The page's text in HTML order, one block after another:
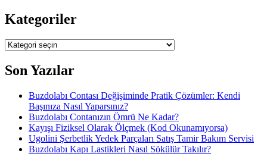
Kategoriler
Kategoriler
Son Yazılar
Buzdolabı Contası Değişiminde Pratik Çözümler: Kendi
Başınıza Nasıl Yaparsınız?
Buzdolabı Contanızın Ömrü Ne Kadar?
Kayışı Fiziksel Olarak Ölçmek (Kod Okunamıyorsa)
Ugolini Şerbetlik Yedek Parçaları Satış Tamir Bakım Servisi
Buzdolabı Kapı Lastikleri Nasıl Sökülür Takılır?